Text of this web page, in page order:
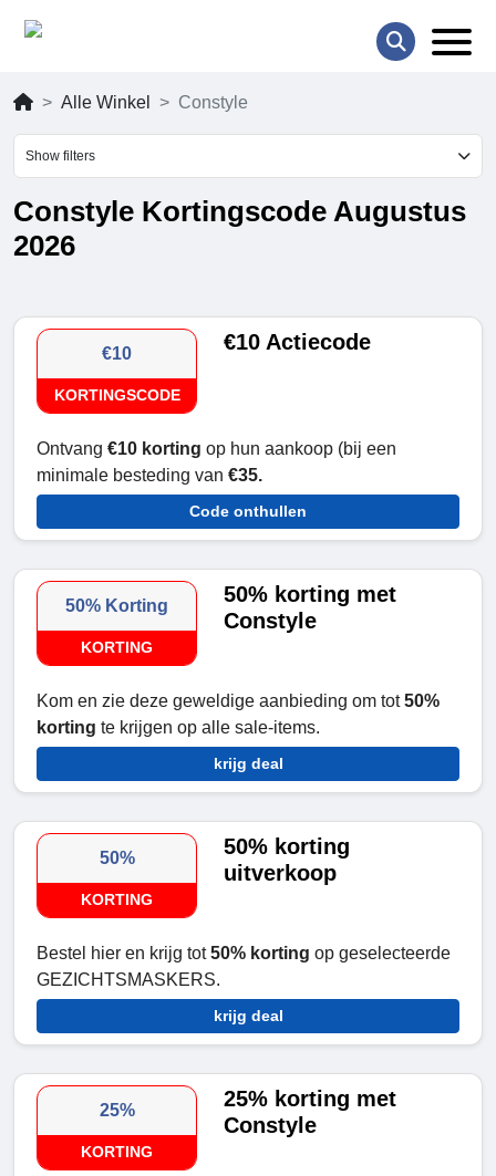
Alle Winkel Constyle
Show filters
Constyle Kortingscode Augustus
2026
€10
KORTINGSCODE
€10 Actiecode
Ontvang €10 korting op hun aankoop (bij een
minimale besteding van €35.
Code onthullen
50% Korting
KORTING
50% korting met
Constyle
Kom en zie deze geweldige aanbieding om tot50%
korting te krijgen op alle sale-items.
krijg deal
50%
KORTING
50% korting
uitverkoop
Bestel hier en krijg tot50% korting op geselecteerde
GEZICHTSMASKERS.
krijg deal
25%
KORTING
25% korting met
Constyle